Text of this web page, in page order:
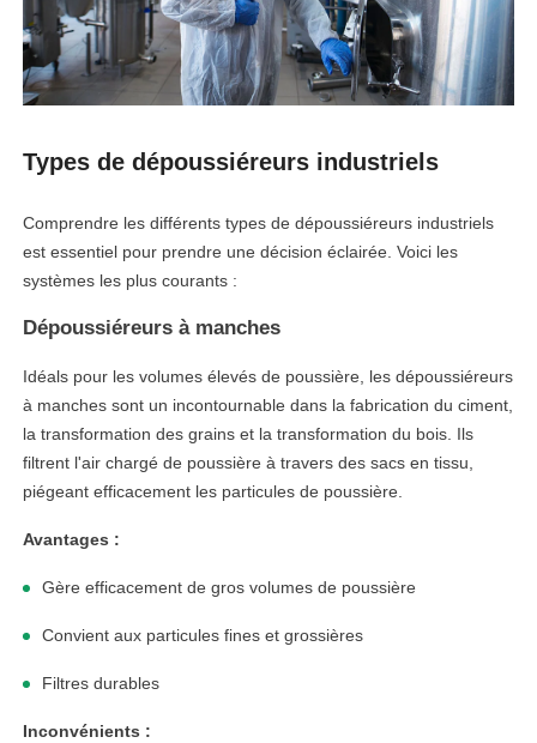
Types de dépoussiéreurs industriels
Comprendre les différents types de dépoussiéreurs industriels
est essentiel pour prendre une décision éclairée. Voici les
systèmes les plus courants :
Dépoussiéreurs à manches
Idéals pour les volumes élevés de poussière, les dépoussiéreurs
à manches sont un incontournable dans la fabrication du ciment,
la transformation des grains et la transformation du bois. Ils
filtrent l'air chargé de poussière à travers des sacs en tissu,
piégeant efficacement les particules de poussière.
Avantages :
Gère efficacement de gros volumes de poussière
Convient aux particules fines et grossières
Filtres durables
Inconvénients :